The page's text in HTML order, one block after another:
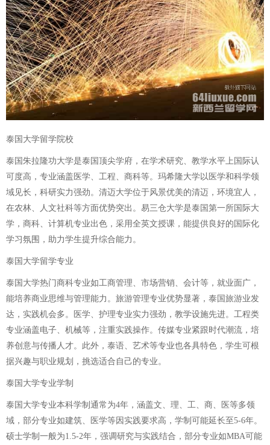
泰国大学留学院校
泰国朱拉隆功大学是泰国顶尖学府，在学术研究、教学水平上国际认
可度高，专业涵盖医学、工程、商科等。玛希隆大学以医学和科学领
域见长，科研实力强劲。清迈大学位于风景优美的清迈，环境宜人，
在农林、人文社科等方面优势突出。易三仓大学是泰国第一所国际大
学，商科、计算机专业出色，采用全英文授课，能提供良好的国际化
学习氛围，助力学生提升综合能力。
泰国大学留学专业
泰国大学热门商科专业如工商管理、市场营销、会计等，就业面广，
能培养商业思维与管理能力。旅游管理专业优势显著，泰国旅游业发
达，实践机会多。医学、护理专业实力强劲，教学设施先进。工程类
专业涵盖电子、机械等，注重实践操作。传媒专业紧跟时代潮流，培
养创意与传播人才。此外，泰语、艺术等专业也各具特色，学生可根
据兴趣与职业规划，挑选适合自己的专业。
泰国大学专业学制
泰国大学专业本科学制通常为4年，涵盖文、理、工、商、医等多领
域，部分专业如建筑、医学等因实践要求高，学制可能延长至5-6年。
硕士学制一般为1.5-2年，强调研究与实践结合，部分专业如MBA可能